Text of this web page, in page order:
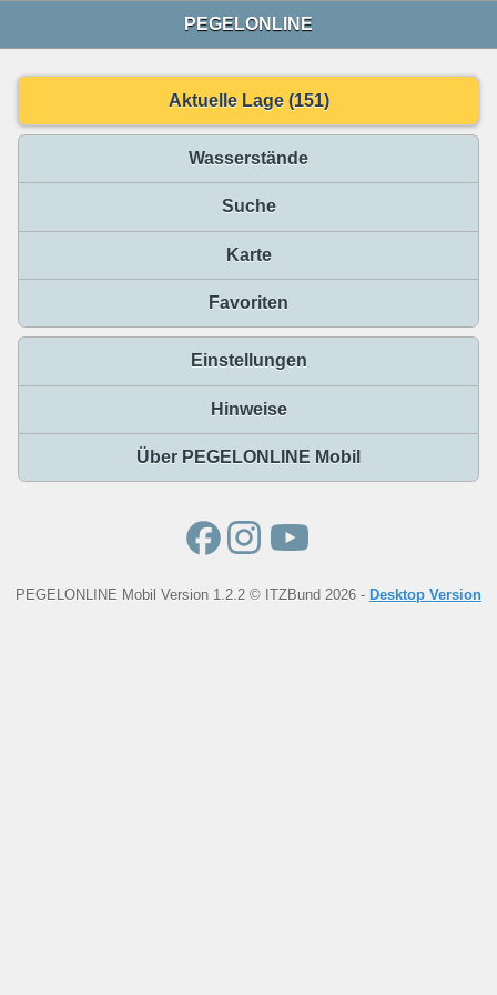
PEGELONLINE
Aktuelle Lage (151)
Wasserstände
Suche
Karte
Favoriten
Einstellungen
Hinweise
Über PEGELONLINE Mobil
PEGELONLINE Mobil Version 1.2.2 © ITZBund 2026 - Desktop Version